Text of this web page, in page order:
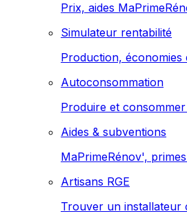
Prix, aides
Simulateur rentabilité
Production,
Autoconsommation
Produire et
Aides & subventions
MaPrimeRénov',
Artisans RGE
Trouver un installateur